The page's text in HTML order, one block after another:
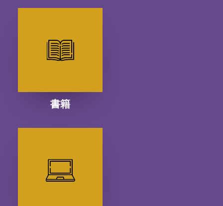
書籍